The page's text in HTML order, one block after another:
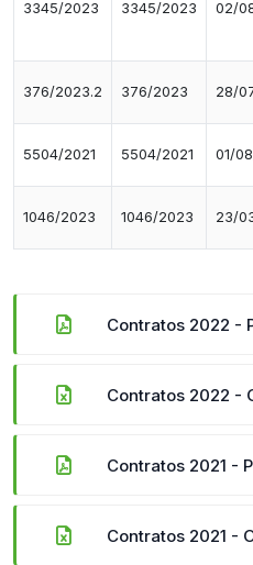
3345/2023 3345/2023 02/
376/2023.2 376/2023 28/
5504/2021 5504/2021 01/
1046/2023 1046/2023 23/
Contratos 2022 -
Contratos 2022 -
Contratos 2021 -
Contratos 2021 -